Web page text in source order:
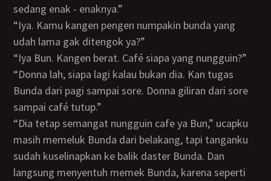
sedang enak - enaknya.”
“Iya. Kamu kangen pengen numpakin bunda yang
udah lama gak ditengok ya?”
“Iya Bun. Kangen berat. Café siapa yang nungguin?”
“Donna lah, siapa lagi kalau bukan dia. Kan tugas
Bunda dari pagi sampai sore. Donna giliran dari sore
sampai café tutup.”
“Dia tetap semangat nungguin cafe ya Bun,” ucapku
masih memeluk Bunda dari belakang, tapi tanganku
sudah kuselinapkan ke balik daster Bunda. Dan
langsung menyentuh memek Bunda, karena seperti